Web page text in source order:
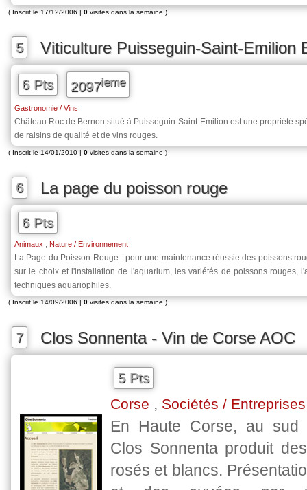
( Inscrit le 17/12/2006 | 0 visites dans la semaine )
5 Viticulture Puisseguin-Saint-Emilion
6 Pts 2097ieme
Gastronomie / Vins
Château Roc de Bernon situé à Puisseguin-Saint-Emilion est une propriété
de raisins de qualité et de vins rouges.
( Inscrit le 14/01/2010 | 0 visites dans la semaine )
6 La page du poisson rouge
6 Pts
Animaux , Nature / Environnement
La Page du Poisson Rouge : pour une maintenance réussie des poissons
sur le choix et l'installation de l'aquarium, les variétés de poissons rouges,
techniques aquariophiles.
( Inscrit le 14/09/2006 | 0 visites dans la semaine )
7 Clos Sonnenta - Vin de Corse AOC
5 Pts
Corse , Sociétés / Entreprises
En Haute Corse, au sud
Clos Sonnenta produit
rosés et blancs.